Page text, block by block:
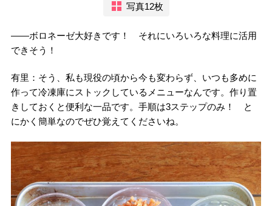
写真12枚
――ボロネーゼ大好きです！ それにいろいろな料理に活用
できそう！
有里：そう、私も現役の頃から今も変わらず、いつも多めに
作って冷凍庫にストックしているメニューなんです。作り置
きしておくと便利な一品です。手順は3ステップのみ！ と
にかく簡単なのでぜひ覚えてくださいね。